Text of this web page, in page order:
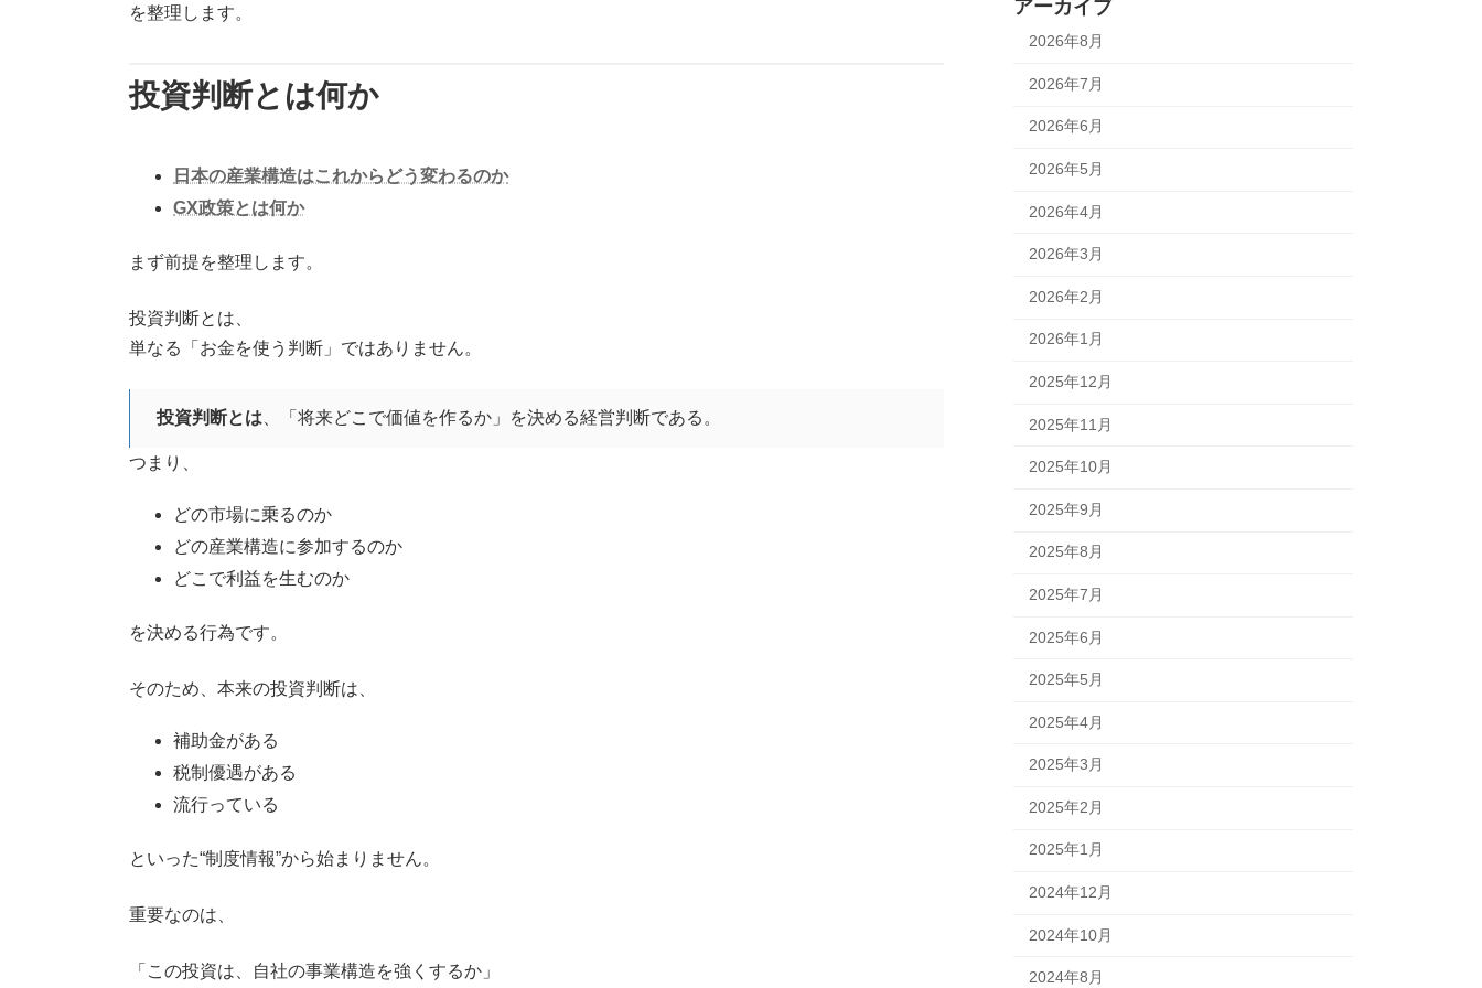
を整理します。
投資判断とは何か
日本の産業構造はこれからどう変わるのか
GX政策とは何か
まず前提を整理します。
投資判断とは、
単なる「お金を使う判断」ではありません。
投資判断とは 、「将来どこで価値を作るか」を決める経営判断である。
つまり、
どの市場に乗るのか
どの産業構造に参加するのか
どこで利益を生むのか
を決める行為です。
そのため、本来の投資判断は、
補助金がある
税制優遇がある
流行っている
といった“制度情報”から始まりません。
重要なのは、
「この投資は、自社の事業構造を強くするか」
アーカイブ
2026年8月
2026年7月
2026年6月
2026年5月
2026年4月
2026年3月
2026年2月
2026年1月
2025年12月
2025年11月
2025年10月
2025年9月
2025年8月
2025年7月
2025年6月
2025年5月
2025年4月
2025年3月
2025年2月
2025年1月
2024年12月
2024年10月
2024年8月